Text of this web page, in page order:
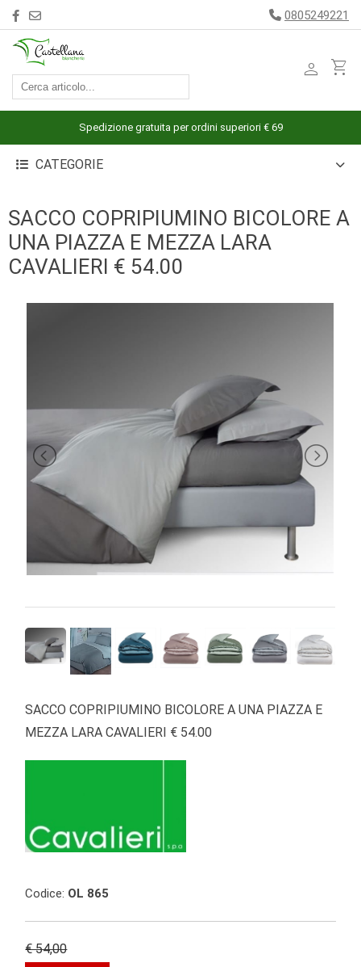
ACCESSORI
ARREDAMENTO
BIANCHERIA
CUCINA
INTIMO
0805249221
person shopping_cart
Spedizione gratuita per ordini superiori € 69
CATEGORIE
SACCO COPRIPIUMINO BICOLORE A
UNA PIAZZA E MEZZA LARA
CAVALIERI € 54.00
SACCO COPRIPIUMINO BICOLORE A UNA PIAZZA E
MEZZA LARA CAVALIERI € 54.00
Codice: OL 865
€ 54,00